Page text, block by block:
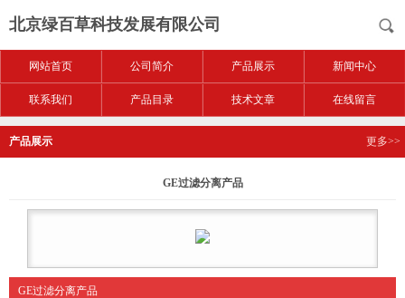
北京绿百草科技发展有限公司
网站首页 公司简介 产品展示 新闻中心
联系我们 产品目录 技术文章 在线留言
产品展示 更多>>
GE过滤分离产品
GE过滤分离产品